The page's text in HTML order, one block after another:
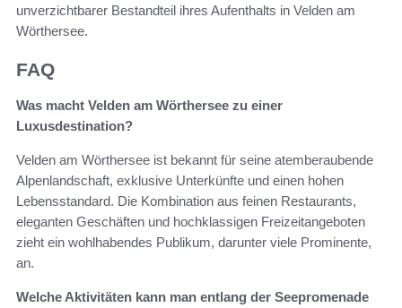
unverzichtbarer Bestandteil ihres Aufenthalts in Velden am
Wörthersee.
FAQ
Was macht Velden am Wörthersee zu einer
Luxusdestination?
Velden am Wörthersee ist bekannt für seine atemberaubende
Alpenlandschaft, exklusive Unterkünfte und einen hohen
Lebensstandard. Die Kombination aus feinen Restaurants,
eleganten Geschäften und hochklassigen Freizeitangeboten
zieht ein wohlhabendes Publikum, darunter viele Prominente,
an.
Welche Aktivitäten kann man entlang der Seepromenade